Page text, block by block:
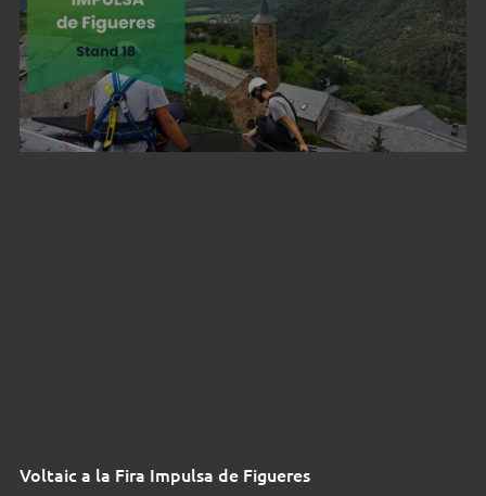
Voltaic a la Fira Impulsa de Figueres